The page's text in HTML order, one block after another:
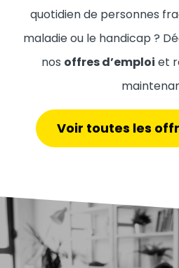
quotidien de personnes
maladie ou le handicap ?
nos offres d’emploi et
Voir toutes les